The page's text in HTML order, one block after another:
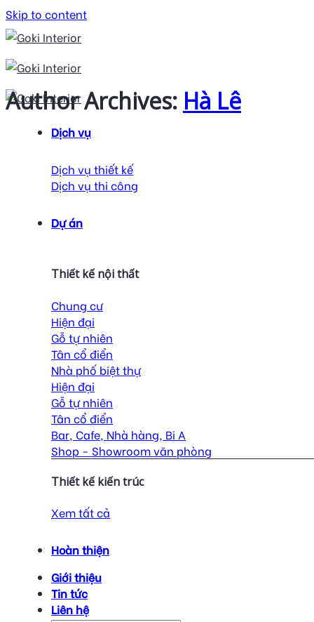
Skip to content
Dịch vụ
Dịch vụ thiết kế
Dịch vụ thi công
Dự án
Thiết kế nội thất
Chung cư
Hiện đại
Gỗ tự nhiên
Tân cổ điển
Nhà phố biệt thự
Hiện đại
Gỗ tự nhiên
Tân cổ điển
Bar, Cafe, Nhà hàng, Bi A
Shop - Showroom văn phòng
Thiết kế kiến trúc
Xem tất cả
Hoàn thiện
Giới thiệu
Tin tức
Liên hệ
Author Archives: Hà Lê